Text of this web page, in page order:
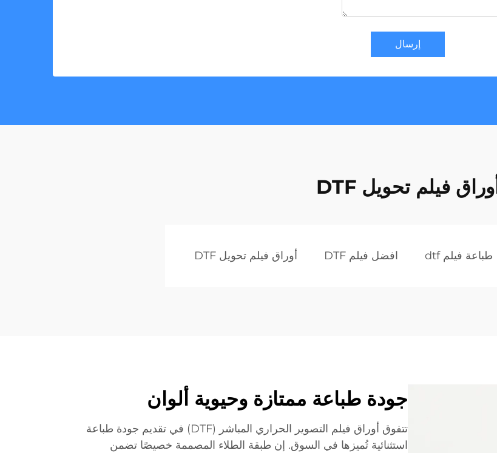
إرسال
أوراق فيلم تحويل DTF
طباعة فيلم dtf افضل فيلم DTF أوراق فيلم تحويل DTF
جودة طباعة ممتازة وحيوية ألوان
تتفوق أوراق فيلم التصوير الحراري المباشر (DTF) في تقديم جودة طباعة
استثنائية تُميزها في السوق. إن طبقة الطلاء المصممة خصيصًا تضمن